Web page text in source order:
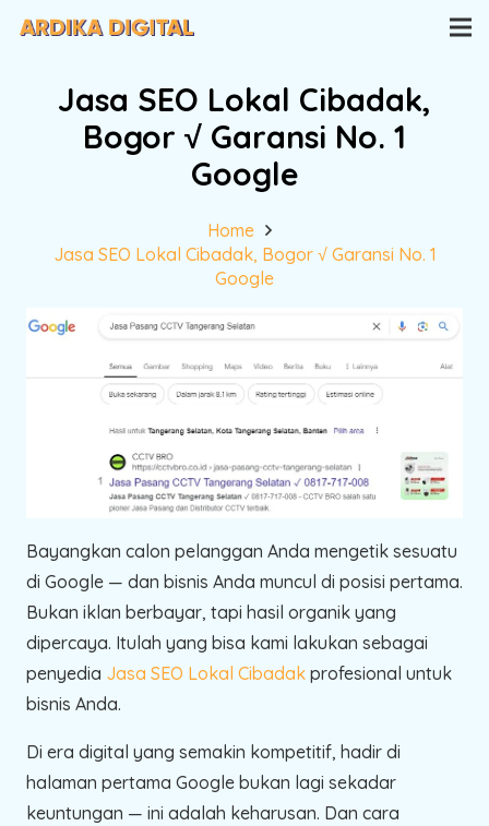
Jasa SEO Lokal Cibadak,
Bogor √ Garansi No. 1
Google
Home
Jasa SEO Lokal Cibadak, Bogor √ Garansi No. 1
Google
Bayangkan calon pelanggan Anda mengetik sesuatu
di Google — dan bisnis Anda muncul di posisi pertama.
Bukan iklan berbayar, tapi hasil organik yang
dipercaya. Itulah yang bisa kami lakukan sebagai
penyedia Jasa SEO Lokal Cibadak profesional untuk
bisnis Anda.
Di era digital yang semakin kompetitif, hadir di
halaman pertama Google bukan lagi sekadar
keuntungan — ini adalah keharusan. Dan cara